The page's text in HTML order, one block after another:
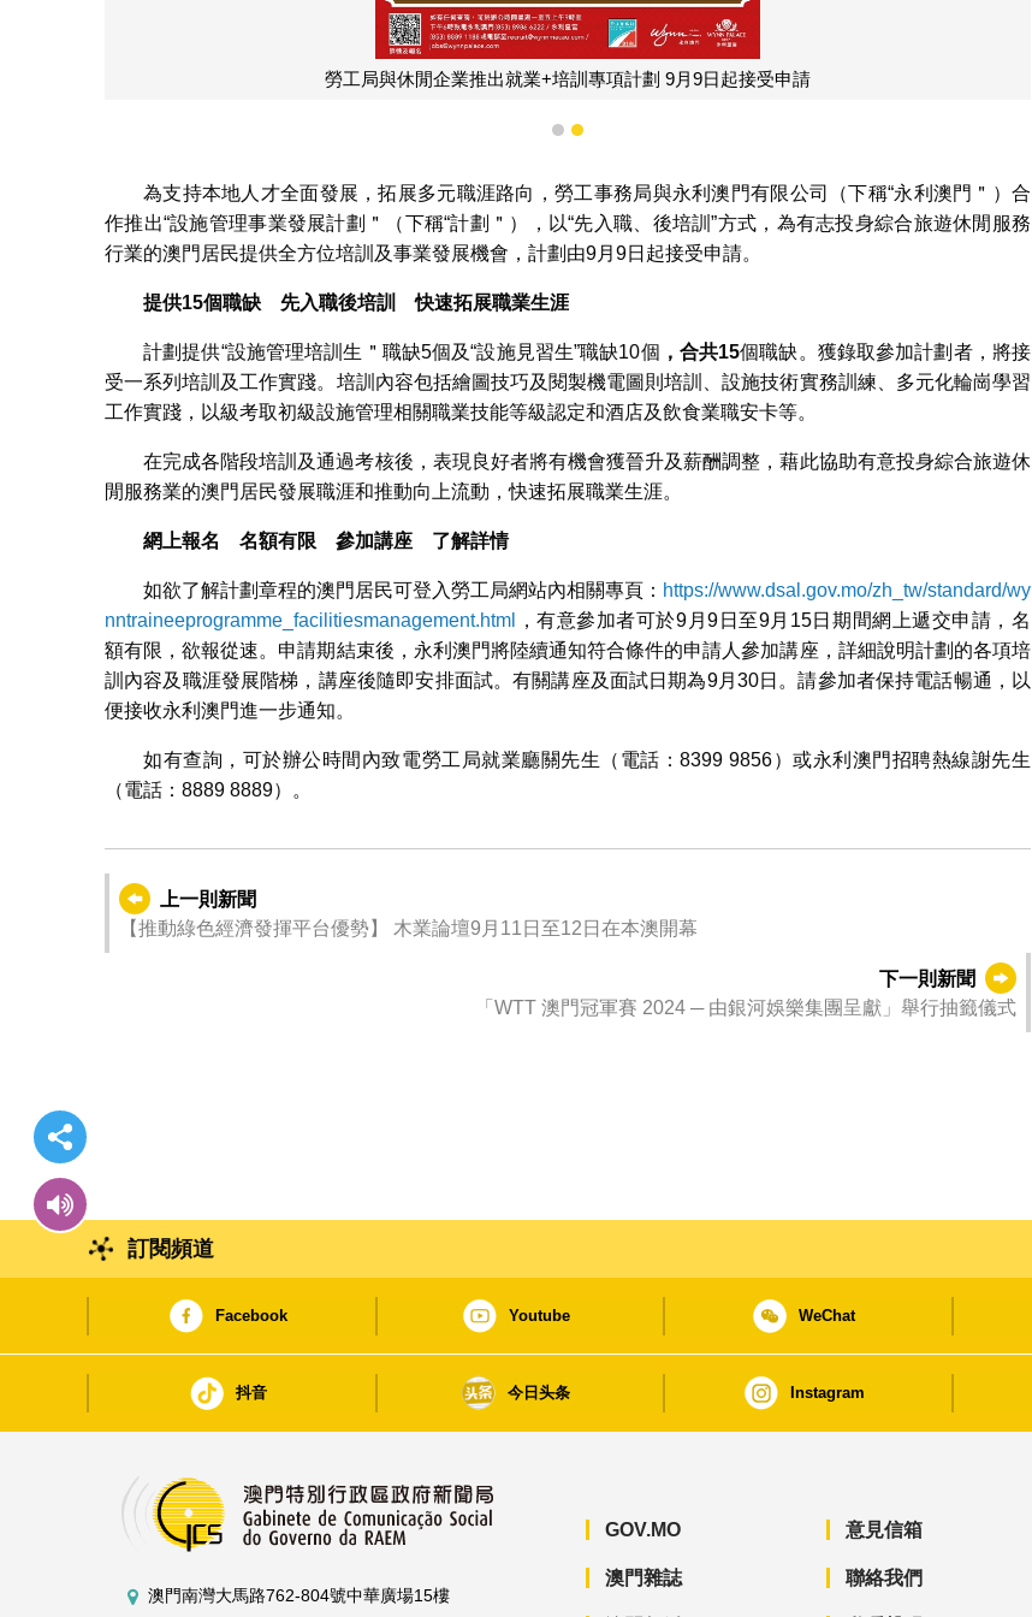
勞工局與休閒企業推出就業+培訓專項計劃 9月9日起接受申請
1 2
為支持本地人才全面發展，拓展多元職涯路向，勞工事務局與永利澳門有限公司（下稱“永利澳門＂）合
作推出“設施管理事業發展計劃＂（下稱“計劃＂），以“先入職、後培訓”方式，為有志投身綜合旅遊休閒服務
行業的澳門居民提供全方位培訓及事業發展機會，計劃由9月9日起接受申請。
提供15個職缺 先入職後培訓 快速拓展職業生涯
計劃提供“設施管理培訓生＂職缺5個及“設施見習生”職缺10個 ，合共15個職缺。獲錄取參加計劃者，將接
受一系列培訓及工作實踐。培訓內容包括繪圖技巧及閱製機電圖則培訓、設施技術實務訓練、多元化輪崗學習
工作實踐，以級考取初級設施管理相關職業技能等級認定和酒店及飲食業職安卡等。
在完成各階段培訓及通過考核後，表現良好者將有機會獲晉升及薪酬調整，藉此協助有意投身綜合旅遊休
閒服務業的澳門居民發展職涯和推動向上流動，快速拓展職業生涯。
網上報名 名額有限 參加講座 了解詳情
如欲了解計劃章程的澳門居民可登入勞工局網站內相關專頁： https://www.dsal.gov.mo/zh_tw/standard/wy
nntraineeprogramme_facilitiesmanagement.html
，有意參加者可於9月9日至9月15日期間網上遞交申請，名
額有限，欲報從速。申請期結束後，永利澳門將陸續通知符合條件的申請人參加講座，詳細說明計劃的各項培
訓內容及職涯發展階梯，講座後隨即安排面試。有關講座及面試日期為9月30日。請參加者保持電話暢通，以
便接收永利澳門進一步通知。
如有查詢，可於辦公時間內致電勞工局就業廳關先生（電話：8399 9856）或永利澳門招聘熱線謝先生
（電話：8889 8889）。
上一則新聞
【推動綠色經濟發揮平台優勢】 木業論壇9月11日至12日在本澳開幕
下一則新聞
「WTT 澳門冠軍賽 2024 ─ 由銀河娛樂集團呈獻」舉行抽籤儀式
訂閱頻道
Facebook Youtube WeChat
抖音 今日头条 Instagram
澳門南灣大馬路762-804號中華廣場15樓
GOV.MO
澳門雜誌
意見信箱
聯絡我們